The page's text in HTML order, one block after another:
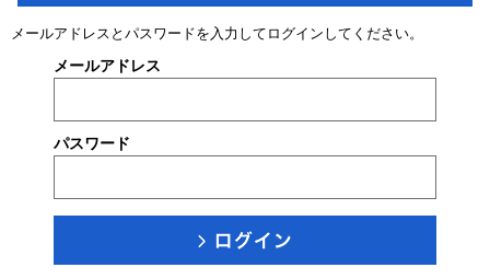
メールアドレスとパスワードを入力してログインしてください。
メールアドレス
パスワード